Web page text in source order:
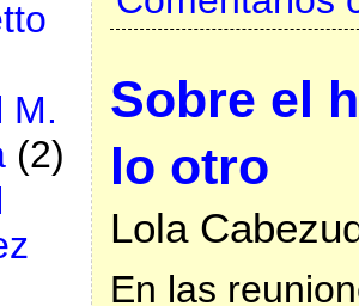
M.
(2)
Sobre el
lo otro
Lola
En las